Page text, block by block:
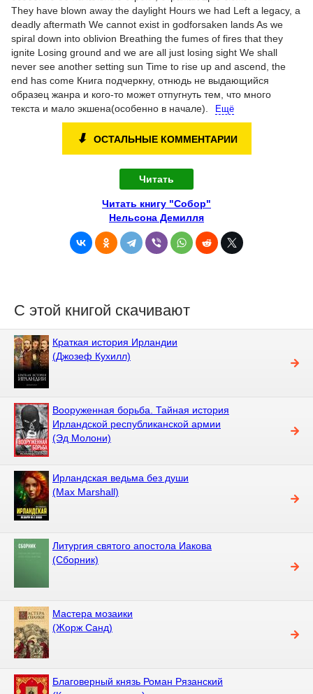
They have blown away the daylight Hours we had Left a legacy, a
deadly aftermath We cannot exist in godforsaken lands As we
spiral down into oblivion Breathing the fumes of fires that they
ignite Losing ground and we are all just losing sight We shall
never see another setting sun Time to rise up and ascend, the
end has come Книга подчеркну, отнюдь не выдающийся
образец жанра и кого-то может отпугнуть тем, что много
текста и мало экшена(особенно в начале).
Ещё
⬇ ОСТАЛЬНЫЕ КОММЕНТАРИИ
Читать
Читать книгу "Собор"
Нельсона Демилля
С этой книгой скачивают
Краткая история Ирландии
(Джозеф Кухилл)
Вооруженная борьба. Тайная история
Ирландской республиканской армии
(Эд Молони)
Ирландская ведьма без души
(Max Marshall)
Литургия святого апостола Иакова
(Сборник)
Мастера мозаики
(Жорж Санд)
Благоверный князь Роман Рязанский